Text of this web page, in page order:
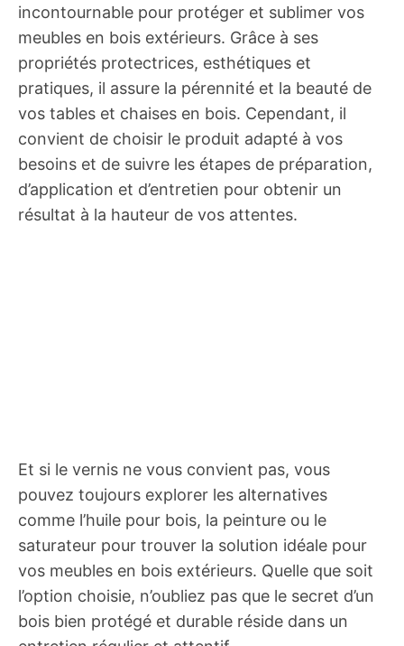
incontournable pour protéger et sublimer vos
meubles en bois extérieurs. Grâce à ses
propriétés protectrices, esthétiques et
pratiques, il assure la pérennité et la beauté de
vos tables et chaises en bois. Cependant, il
convient de choisir le produit adapté à vos
besoins et de suivre les étapes de préparation,
d’application et d’entretien pour obtenir un
résultat à la hauteur de vos attentes.
Et si le vernis ne vous convient pas, vous
pouvez toujours explorer les alternatives
comme l’huile pour bois, la peinture ou le
saturateur pour trouver la solution idéale pour
vos meubles en bois extérieurs. Quelle que soit
l’option choisie, n’oubliez pas que le secret d’un
bois bien protégé et durable réside dans un